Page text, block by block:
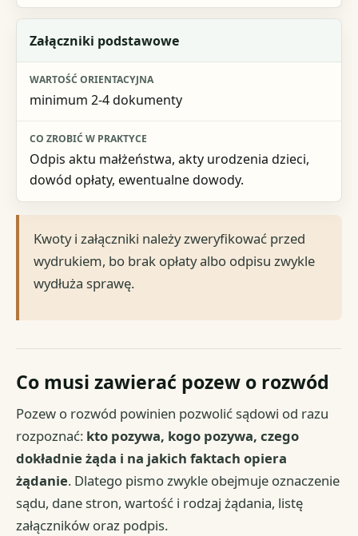
Załączniki podstawowe
minimum 2-4 dokumenty
Odpis aktu małżeństwa, akty urodzenia dzieci,
dowód opłaty, ewentualne dowody.
Kwoty i załączniki należy zweryfikować przed
wydrukiem, bo brak opłaty albo odpisu zwykle
wydłuża sprawę.
Co musi zawierać pozew o rozwód
Pozew o rozwód powinien pozwolić sądowi od razu
rozpoznać: kto pozywa, kogo pozywa, czego
dokładnie żąda i na jakich faktach opiera
żądanie. Dlatego pismo zwykle obejmuje oznaczenie
sądu, dane stron, wartość i rodzaj żądania, listę
załączników oraz podpis.